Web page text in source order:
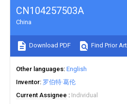
CN104257503A
China
Download PDF Find Prior Art
Other languages English
Inventor 罗伯特·葛伦
Current Assignee
Individual